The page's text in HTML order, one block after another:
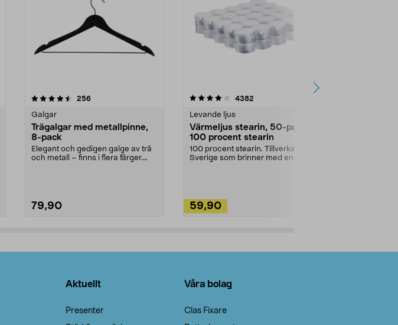
256recensioner
Galgar
Trägalgar med metallpinne,
8-pack
Elegant och gedigen galge av trä
och metall – finns i flera färger.
79,90
4.0av 5 stjärnor 4382
Levande ljus
Värmeljus stearin, 50-pack,
100 procent stearin
100 procent stearin. Tillverkade i
Sverige som brinner med en
59,90
4.5av 5 stjärnor
Aktuellt
Presenter
Våra bolag
Clas Fixare